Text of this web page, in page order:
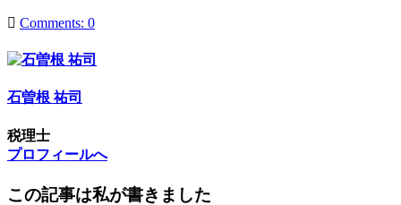
更
日
Comments: 0
石曽根 祐司
税理士
プロフィールへ
この記事は私が書きました